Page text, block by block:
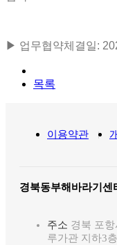
▶ 업무협약체결일:
목록
이용약관
경북동부해바라기센
주소 경북 포
루가관 지하3층